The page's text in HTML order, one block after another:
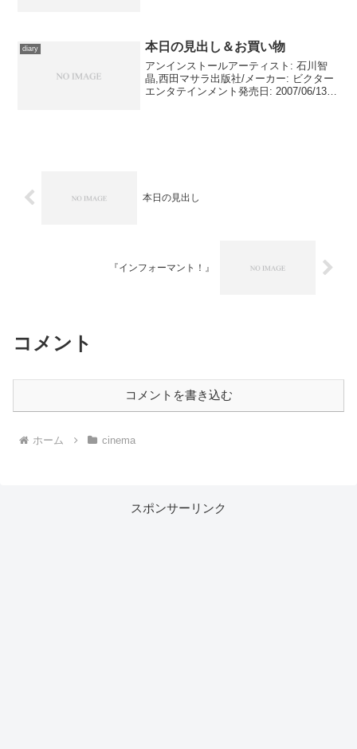
diary 本日の見出し＆お買い物
アンインストールアーティスト: 石川智
晶,西田マサラ出版社/メーカー: ビクター
エンタテインメント発売日: 2007/06/13メ
本日の見出し
『インフォーマント！』
コメント
コメントを書き込む
ホーム cinema
スポンサーリンク